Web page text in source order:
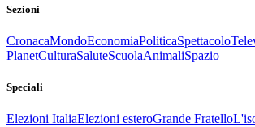
Sezioni
CronacaMondoEconomiaPoliticaSpettacolo
PlanetCulturaSaluteScuolaAnimaliSpazio
Speciali
Elezioni ItaliaElezioni esteroGrande Fratello